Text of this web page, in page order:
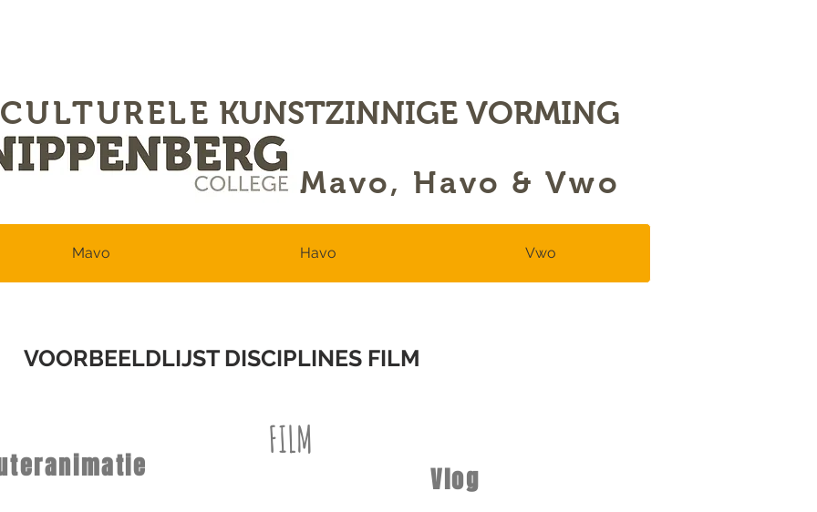
CULTURELE KUNSTZINNIGE VORMING
Mavo, Havo & Vwo
Mavo Havo Vwo
VOORBEELDLIJST DISCIPLINES FILM
FILM
Vlog